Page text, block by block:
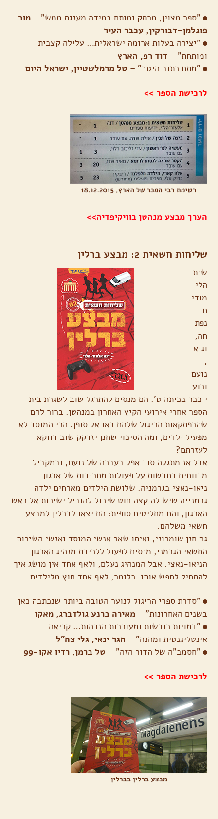
"ספר מצוין, מרתק ומותח במידה מענגת ממש" –מור
פוגלמן-דבורקין, עכבר העיר
"יצירה בעלות ארומה ישראלית… עלילה קצבית
ומותחת" –דוד רפ, הארץ
"מתח כתוב היטב" – טל מרמלשטיין, ישראל היום
לרכישת הספר >>
הערך מבצע מנהטן בוויקיפדיה>>
שליחות חשאית 2: מבצע ברלין
שנת
הלי
מודי
ם
נפת
חה,
וגיא
,
נועם
ורוע
י כבר בכיתה ט'. הם מנסים להתרגל שוב לשגרת בית
הספר אחרי אירועי הקיץ האחרון במנהטן. ברור להם
שהרפתקאות הריגול שלהם באו אל סופן. הרי המוסד לא
מפעיל ילדים, ומה הסיכוי שחנן יזדקק שוב דווקא
לעזרתם?
אבל אז מתגלה סוד אפל בעברה של נועם, ובמקביל
מדווחים בחדשות על פעולות מחרידות של ארגון
ניאו-נאצי בגרמניה. שלושת הילדים מארחים ילדה
גרמנייה שיש לה קצה חוט שיכול להוביל ישירות אל ראש
הארגון, והם מחליטים סופית: הם יצאו לברלין למבצע
חשאי משלהם.
גם חנן שומרוני, ואיתו שאר אנשי המוסד ואנשי השירות
החשאי הגרמני, מנסים לפעול ללכידת מנהיג הארגון
הניאו-נאצי. אבל המנהיג נעלם, ולאף אחד אין מושג איך
להתחיל לחפש אותו. כלומר, לאף אחד חוץ מלילדים…
"סדרת ספרי הריגול לנוער הטובה ביותר שנכתבה כאן
בשנים האחרונות" –מאירה ברנע גולדברג, מאקו
"דמויות כובשות ומעוררות הזדהות… קריאה
אינטליגנטית ומהנה" – הגר ינאי, גלי צה"ל
"חסמב"ה של הדור הזה" – טל ברמן, רדיו אקו-99
לרכישת הספר >>